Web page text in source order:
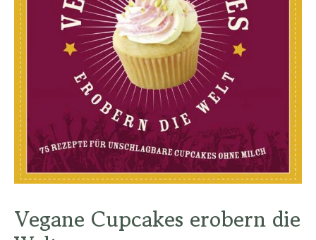
Vegane Cupcakes erobern die